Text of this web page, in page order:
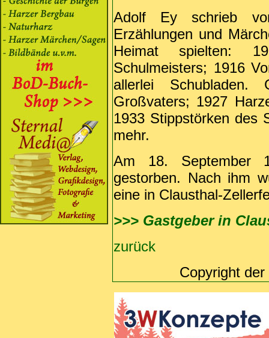
Adolf Ey schrieb
Erzählungen und
Heimat spielten:
Schulmeisters; 1916
allerlei Schubladen.
Großvaters; 1927
1933 Stippstörken des
mehr.
Am 18. September
gestorben. Nach ihm
eine in Clausthal-
>>> Gastgeber in
zurück
Copyright